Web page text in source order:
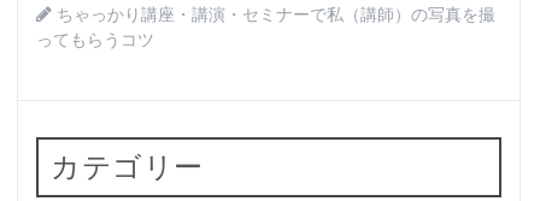
ちゃっかり講座・講演・セミナーで私（講師）の写真を撮
ってもらうコツ
カテゴリー